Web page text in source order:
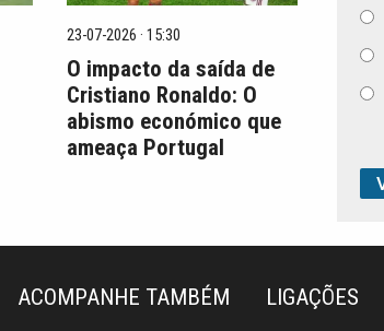
23-07-2026 · 15:30
O impacto da saída de
Cristiano Ronaldo: O
abismo económico que
ameaça Portugal
ACOMPANHE TAMBÉM LIGAÇÕES